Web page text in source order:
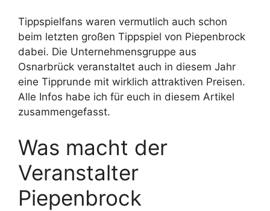
Tippspielfans waren vermutlich auch schon
beim letzten großen Tippspiel von Piepenbrock
dabei. Die Unternehmensgruppe aus
Osnarbrück veranstaltet auch in diesem Jahr
eine Tipprunde mit wirklich attraktiven Preisen.
Alle Infos habe ich für euch in diesem Artikel
zusammengefasst.
Was macht der
Veranstalter
Piepenbrock